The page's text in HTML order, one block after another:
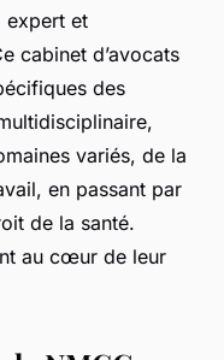
expert et
cabinet d’avocats
des
variés, de la
en passant par
de la santé.
au cœur de leur